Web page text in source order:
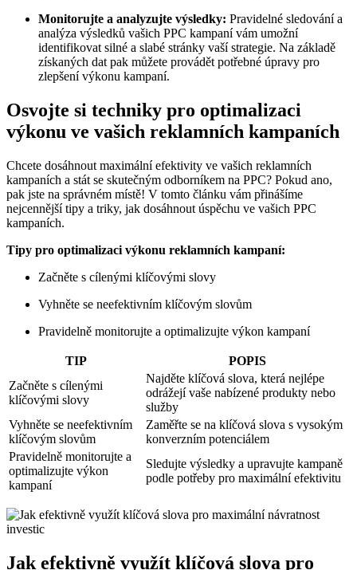
Monitorujte a analyzujte výsledky: Pravidelné sledování a
analýza výsledků vašich PPC kampaní vám umožní
identifikovat silné a slabé stránky vaší strategie. Na základě
získaných dat pak můžete provádět potřebné úpravy pro
zlepšení výkonu kampaní.
Osvojte si techniky pro optimalizaci
výkonu ve vašich reklamních kampaních
Chcete dosáhnout maximální efektivity ve vašich reklamních
kampaních a stát se skutečným odborníkem na PPC? Pokud ano,
pak jste na správném místě! V tomto článku vám přinášíme
nejcennější tipy a triky, jak dosáhnout úspěchu ve vašich PPC
kampaních.
Tipy pro optimalizaci výkonu reklamních kampaní:
Začněte s cílenými klíčovými slovy
Vyhněte se neefektivním klíčovým slovům
Pravidelně monitorujte a optimalizujte výkon kampaní
TIP
POPIS
Začněte s cílenými
klíčovými slovy
Najděte klíčová slova, která nejlépe
odrážejí vaše nabízené produkty nebo
služby
Vyhněte se neefektivním
klíčovým slovům
Zaměřte se na klíčová slova s vysokým
konverzním potenciálem
Pravidelně monitorujte a
optimalizujte výkon
kampaní
Sledujte výsledky a upravujte kampaně
podle potřeby pro maximální efektivitu
Jak efektivně využít klíčová slova pro